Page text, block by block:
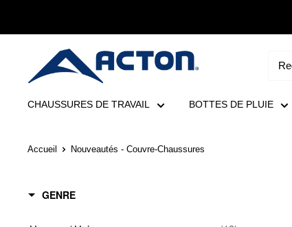
Acton
Canada
CHAUSSURES DE TRAVAIL BOTTES DE PLUIE
Accueil Nouveautés - Couvre-Chaussures
GENRE